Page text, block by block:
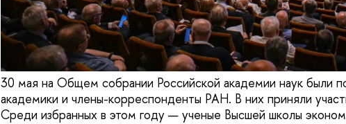
30 мая на Общем собрании Российской академии наук были
академики и члены-корреспонденты РАН. В них приняли
Среди избранных в этом году — ученые Высшей школы